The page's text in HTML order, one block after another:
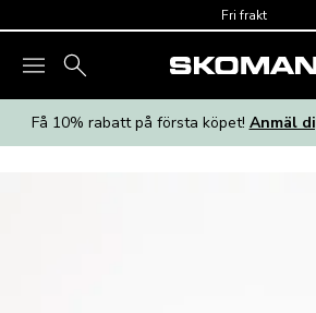
Fri frakt
Få 10% rabatt på första köpet! Anmäl